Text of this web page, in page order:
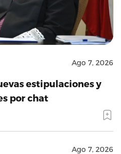
Ago 7, 2026
estipulaciones y
por chat
Ago 7, 2026